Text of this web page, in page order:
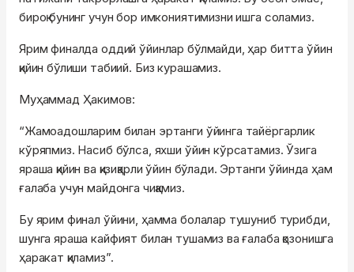
бироқ бунинг учун бор имкониятимизни ишга соламиз.
Ярим финалда оддий ўйинлар бўлмайди, ҳар битта ўйин
қийин бўлиши табиий. Биз курашамиз.
Муҳаммад Ҳакимов:
“Жамоадошларим билан эртанги ўйинга тайёргарлик
кўряпмиз. Насиб бўлса, яхши ўйин кўрсатамиз. Ўзига
яраша қийин ва қизиқарли ўйин бўлади. Эртанги ўйинда ҳам
ғалаба учун майдонга чиқамиз.
Бу ярим финал ўйини, ҳамма болалар тушуниб турибди,
шунга яраша кайфият билан тушамиз ва ғалаба қозонишга
ҳаракат қиламиз”.